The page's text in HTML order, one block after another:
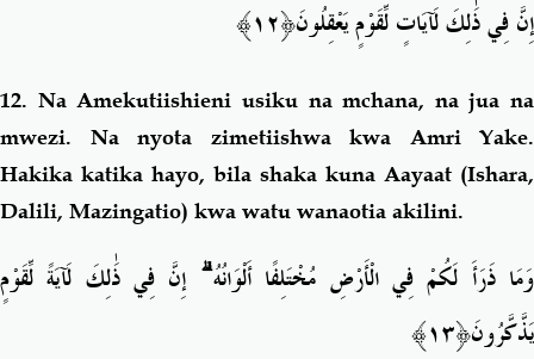
إِنَّ فِي ذَٰلِكَ لَآيَاتٍ لِّقَوْمٍيَعْقِلُونَ﴿١٢﴾
12. Na Amekutiishieni usiku na mchana, na jua na
mwezi. Na nyota zimetiishwa kwa Amri Yake.
Hakika katika hayo, bila shaka kuna Aayaat (Ishara,
Dalili, Mazingatio) kwa watu wanaotia akilini.
وَمَا ذَرَأَ لَكُمْ فِي الْأَرْضِ مُخْتَلِفًا أَلْوَانُهُۗ إِنَّ فِي ذَٰلِكَ لَآيَةً لِّقَوْمٍ
يَذَّكَّرُونَ﴿١٣﴾